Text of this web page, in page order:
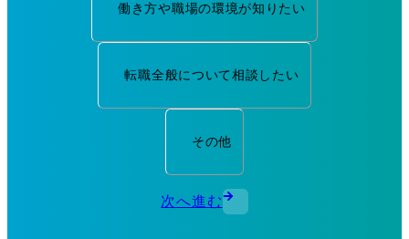
働き方や職場の環境が知りたい
転職全般について相談したい
その他
次へ進む